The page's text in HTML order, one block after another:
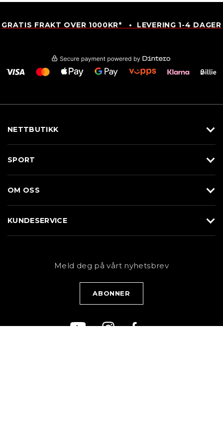
GRATIS FRAKT OVER 1000KR* • LEVERING 1-4 DAGER
NETTBUTIKK
Sko
Merkevarer
SPORT
Løp
Sykkel
OM OSS
KUNDESERVICE
PersonvernerklæringMeld deg på vårt nyhetsbrev